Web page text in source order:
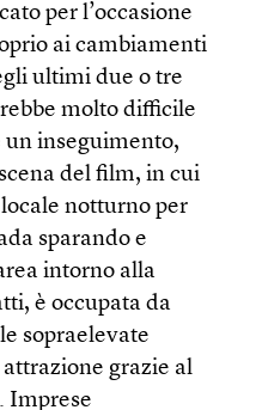
per l’occasione
ai cambiamenti
ultimi due o tre
molto difficile
inseguimento,
del film, in cui
locale notturno per
sparando e
intorno alla
è occupata da
sopraelevate
grazie al
Imprese